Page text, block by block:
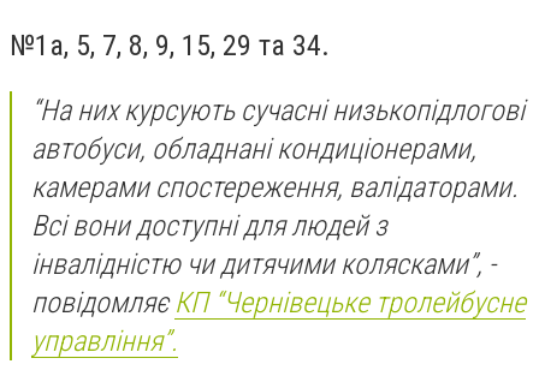
№1а, 5, 7, 8, 9, 15, 29 та 34.
“На них курсують сучаснінизькопідлогові
автобуси, обладнані кондиціонерами,
камерами спостереження, валідаторами.
Всі вони доступні для людей з
інвалідністю чи дитячими колясками”, -
повідомляєКП “Чернівецьке тролейбусне
управління”.